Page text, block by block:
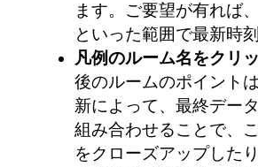
ます。ご要望が有れば
といった範囲で最新時
凡例のルーム名をクリ
後のルームのポイント
新によって、最終デー
組み合わせることで、
をクローズアップした